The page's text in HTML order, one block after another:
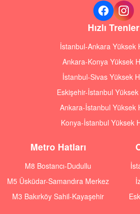
Hızlı Trenler
İstanbul-Ankara Yüksek
Ankara-Konya Yüksek
İstanbul-Sivas Yüksek
Eskişehir-İstanbul Yüksek
Ankara-İstanbul Yüksek
Konya-İstanbul Yüksek
Metro Hatları
M8 Bostancı-Dudullu
M5 Üsküdar-Samandıra Merkez
M3 Bakırköy Sahil-Kayaşehir